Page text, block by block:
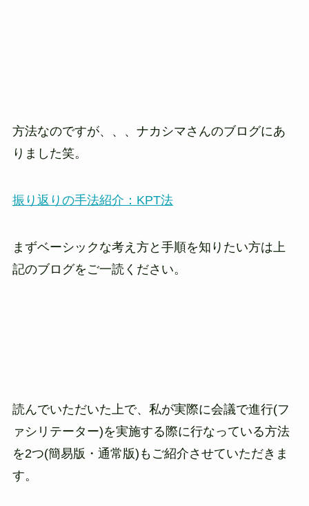
方法なのですが、、、ナカシマさんのブログにあ
りました笑。
振り返りの手法紹介：KPT法
まずベーシックな考え方と手順を知りたい方は上
記のブログをご一読ください。
読んでいただいた上で、私が実際に会議で進行(フ
ァシリテーター)を実施する際に行なっている方法
を2つ(簡易版・通常版)もご紹介させていただきま
す。